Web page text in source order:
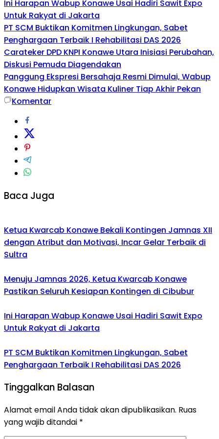
Ini Harapan Wabup Konawe Usai Hadiri Sawit Expo
Untuk Rakyat di Jakarta
PT SCM Buktikan Komitmen Lingkungan, Sabet
Penghargaan Terbaik I Rehabilitasi DAS 2026
Carateker DPD KNPI Konawe Utara Inisiasi Perubahan,
Diskusi Pemuda Diagendakan
Panggung Ekspresi Bersahaja Resmi Dimulai, Wabup
Konawe Hidupkan Wisata Kuliner Tiap Akhir Pekan
Komentar
Baca Juga
Ketua Kwarcab Konawe Bekali Kontingen Jamnas XII
dengan Atribut dan Motivasi, Incar Gelar Terbaik di
Sultra
Menuju Jamnas 2026, Ketua Kwarcab Konawe
Pastikan Seluruh Kesiapan Kontingen di Cibubur
Ini Harapan Wabup Konawe Usai Hadiri Sawit Expo
Untuk Rakyat di Jakarta
PT SCM Buktikan Komitmen Lingkungan, Sabet
Penghargaan Terbaik I Rehabilitasi DAS 2026
Tinggalkan Balasan
Alamat email Anda tidak akan dipublikasikan. Ruas
yang wajib ditandai *